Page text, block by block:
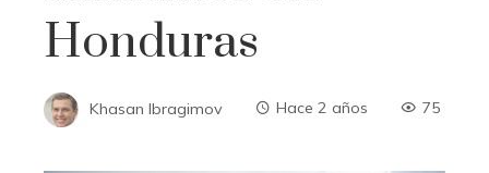
Honduras
Khasan Ibragimov Hace 2 años 75